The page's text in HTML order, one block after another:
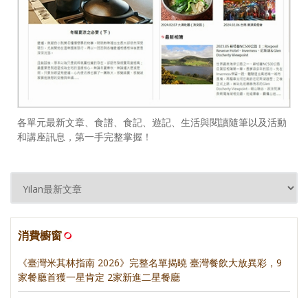
各單元最新文章、食譜、食記、遊記、生活與閱讀隨筆以及活動
和講座訊息，第一手完整掌握！
消費櫥窗
《臺灣米其林指南 2026》完整名單揭曉 臺灣餐飲大放異彩，9
家餐廳首獲一星肯定 2家新進二星餐廳